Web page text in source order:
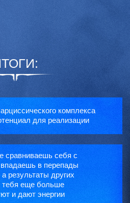
комплекса
для реализации
сравниваешь себя с
в перепады
результаты других
тебя еще больше
и дают энергии